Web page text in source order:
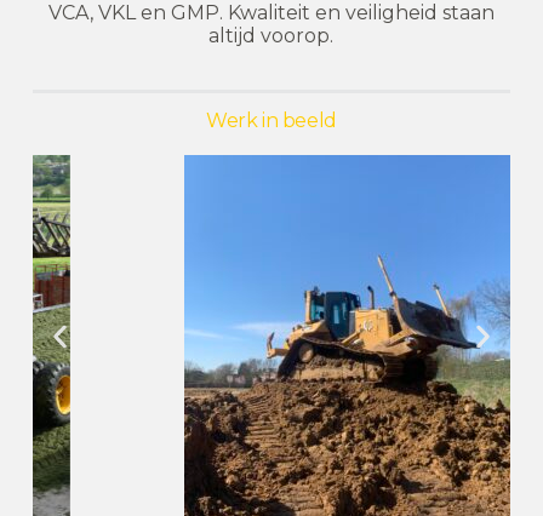
VCA, VKL en GMP. Kwaliteit en veiligheid staan
altijd voorop.
Werk in beeld